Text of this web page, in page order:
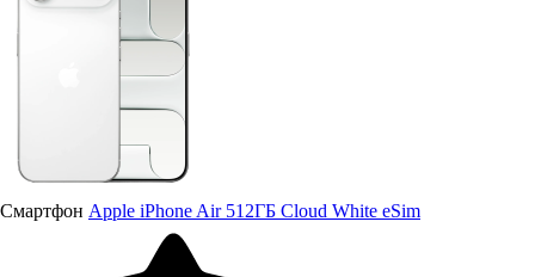
Смартфон Apple iPhone Air 512ГБ Cloud White eSim